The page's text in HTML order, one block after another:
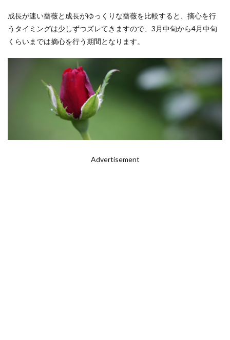
成長が速い薔薇と成長がゆっくりな薔薇を比較すると、摘心を行
うタイミングは少しずつズレてきますので、3月中旬から4月中旬
くらいまでは摘心を行う期間となります。
Advertisement